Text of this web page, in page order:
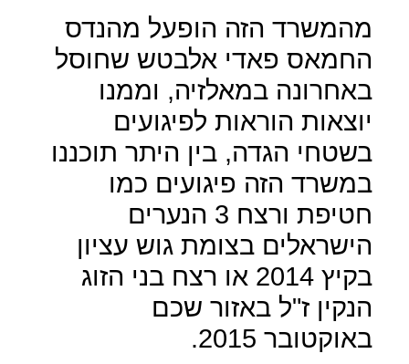
מהמשרד הזה הופעל מהנדס
החמאס פאדי אלבטש שחוסל
באחרונה במאלזיה, וממנו
יוצאות הוראות לפיגועים
בשטחי הגדה, בין היתר תוכננו
במשרד הזה פיגועים כמו
חטיפת ורצח 3 הנערים
הישראלים בצומת גוש עציון
בקיץ 2014 או רצח בני הזוג
הנקין ז"ל באזור שכם
באוקטובר 2015.